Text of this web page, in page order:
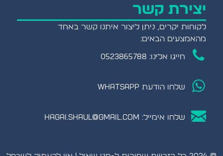
יצירת קשר
לקוחות יקרים, ניתן ליצור איתנו קשר באחד
מהאמצעים הבאים:
חייגו אלינו: 0523865788
שלחו הודעת WHATSAPP
שלחו אימייל: hagai.shaul@gmail.com